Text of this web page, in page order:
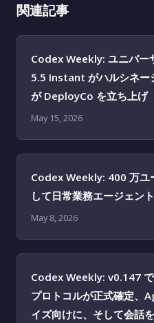
関連記事
Codex Weekly: ユニバー
5.5 Instant がハルシネー
が DeployCo を立ち上げ
May 15, 2026
Codex Weekly: 400 万ユ
して日常業務エージェン
May 8, 2026
Codex Weekly: v0.147
プロトコルが正式確定、
イズ向けに、そして会話